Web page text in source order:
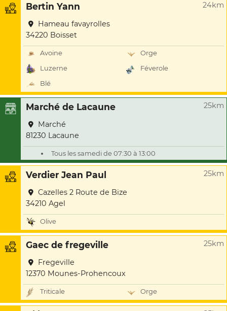
Bertin Yann 24km
Hameau favayrolles
34220 Boisset
Avoine
Orge
Luzerne
Féverole
Blé
Marché de Lacaune 25km
Marché
81230 Lacaune
Tous les samedi de 07:30 à 13:00
Verdier Jean Paul 25km
Cazelles 2 Route de Bize
34210 Agel
Olive
Gaec de fregeville 25km
Fregeville
12370 Mounes-Prohencoux
Triticale Orge